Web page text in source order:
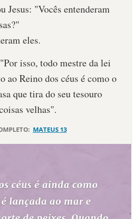
Jesus: "Vocês entenderam
eles.
isso, todo mestre da lei
ao Reino dos céus é como o
que tira do seu tesouro
velhas".
MATEUS 13